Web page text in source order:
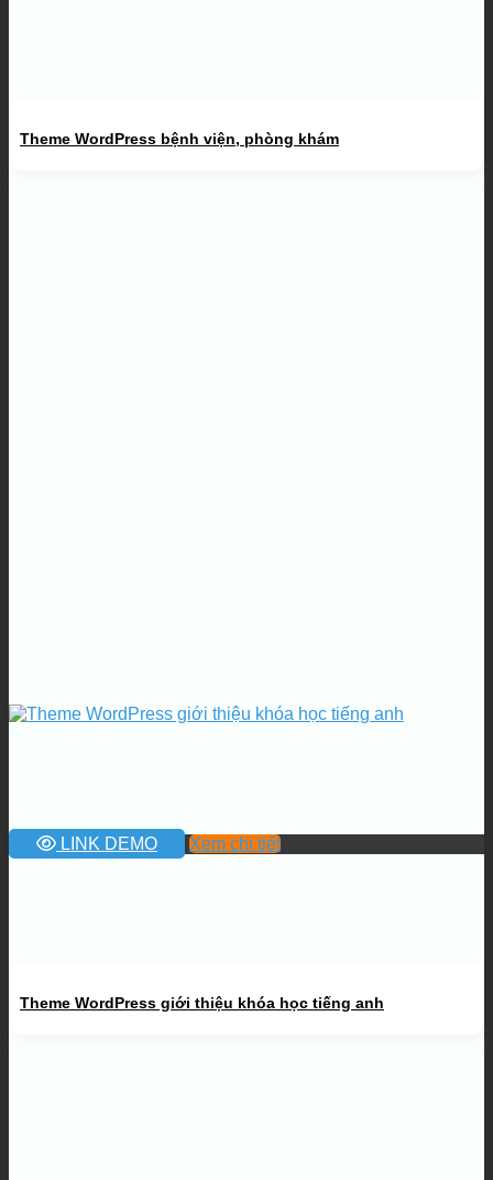
Theme WordPress bệnh viện, phòng khám
LINK DEMO Xem chi tiết
Theme WordPress giới thiệu khóa học tiếng anh